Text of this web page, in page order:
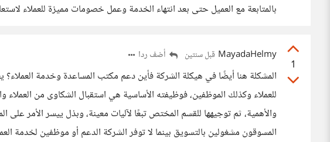
بالمتابعة مع العميل حتى بعد انتهاء الخدمة وعمل خصومات مميزة للعملاء
1
MayadaHelmy قبل سنتين أضف ردا
المشكلة هنا أيضًا في هيكلة الشركة فأين دعم مكتب المساعدة وخدمة
للعملاء وكذلك الموظفين، فوظيفته الأساسية هي استقبال الشكاوى من العملاء
والأهمية، ثم توجيهها للقسم المختص تبعًا لآليات معينة، وبذل ييسر الأمر
المسوقون مشغولين بالتسويق بينما لا توفر الشركة الدعم أو موظفين لخدمة